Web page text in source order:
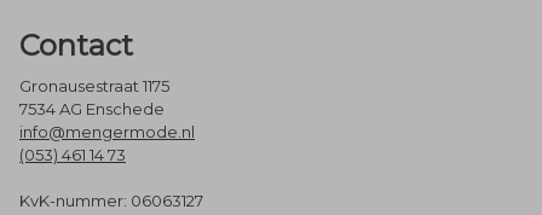
Contact
Gronausestraat 1175
7534 AG Enschede
info@mengermode.nl
(053) 461 14 73
KvK-nummer: 06063127